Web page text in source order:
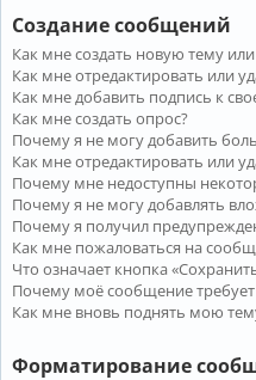
Создание сообщений
Как мне создать новую тему
Как мне отредактировать или
Как мне добавить подпись к
Как мне создать опрос?
Почему я не могу добавить
Как мне отредактировать или
Почему мне недоступны
Почему я не могу добавлять
Почему я получил
Как мне пожаловаться на
Что означает кнопка
Почему моё сообщение
Как мне вновь поднять мою
Форматирование